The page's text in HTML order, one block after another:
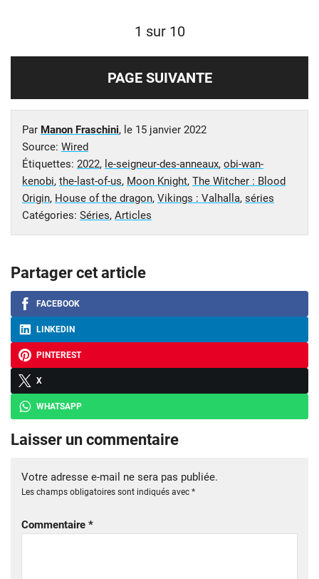
1 sur 10
PAGE SUIVANTE
Par Manon Fraschini, le 15 janvier 2022
Source: Wired
Étiquettes: 2022, le-seigneur-des-anneaux, obi-wan-
kenobi, the-last-of-us, Moon Knight, The Witcher : Blood
Origin, House of the dragon, Vikings : Valhalla, séries
Catégories: Séries, Articles
Partager cet article
FACEBOOK
LINKEDIN
PINTEREST
X
WHATSAPP
Laisser un commentaire
Votre adresse e-mail ne sera pas publiée.
Les champs obligatoires sont indiqués avec *
Commentaire *